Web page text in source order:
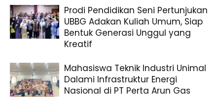
Prodi Pendidikan Seni Pertunjukan
UBBG Adakan Kuliah Umum, Siap
Bentuk Generasi Unggul yang
Kreatif
Mahasiswa Teknik Industri Unimal
Dalami Infrastruktur Energi
Nasional di PT Perta Arun Gas